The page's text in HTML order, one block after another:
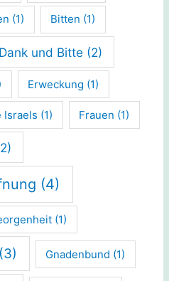
(1) Bitten (1)
Dank und Bitte (2)
Erweckung (1)
Israels (1) Frauen (1)
(4)
(1)
(3) Gnadenbund (1)